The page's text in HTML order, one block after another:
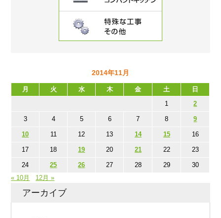
2014年11月
月 火 水 木 金 土
日
1
2
3 4 5 6 7 8 9
10 11 12 13 14 15 16
17 18 19 20 21 22 23
24 25 26 27 28 29
30
« 10月
12月 »
アーカイブ